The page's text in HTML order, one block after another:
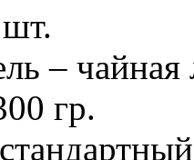
– чайная
гр.